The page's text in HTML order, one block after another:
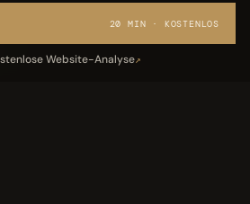
20 MIN · KOSTENLOS
Website-Analyse↗